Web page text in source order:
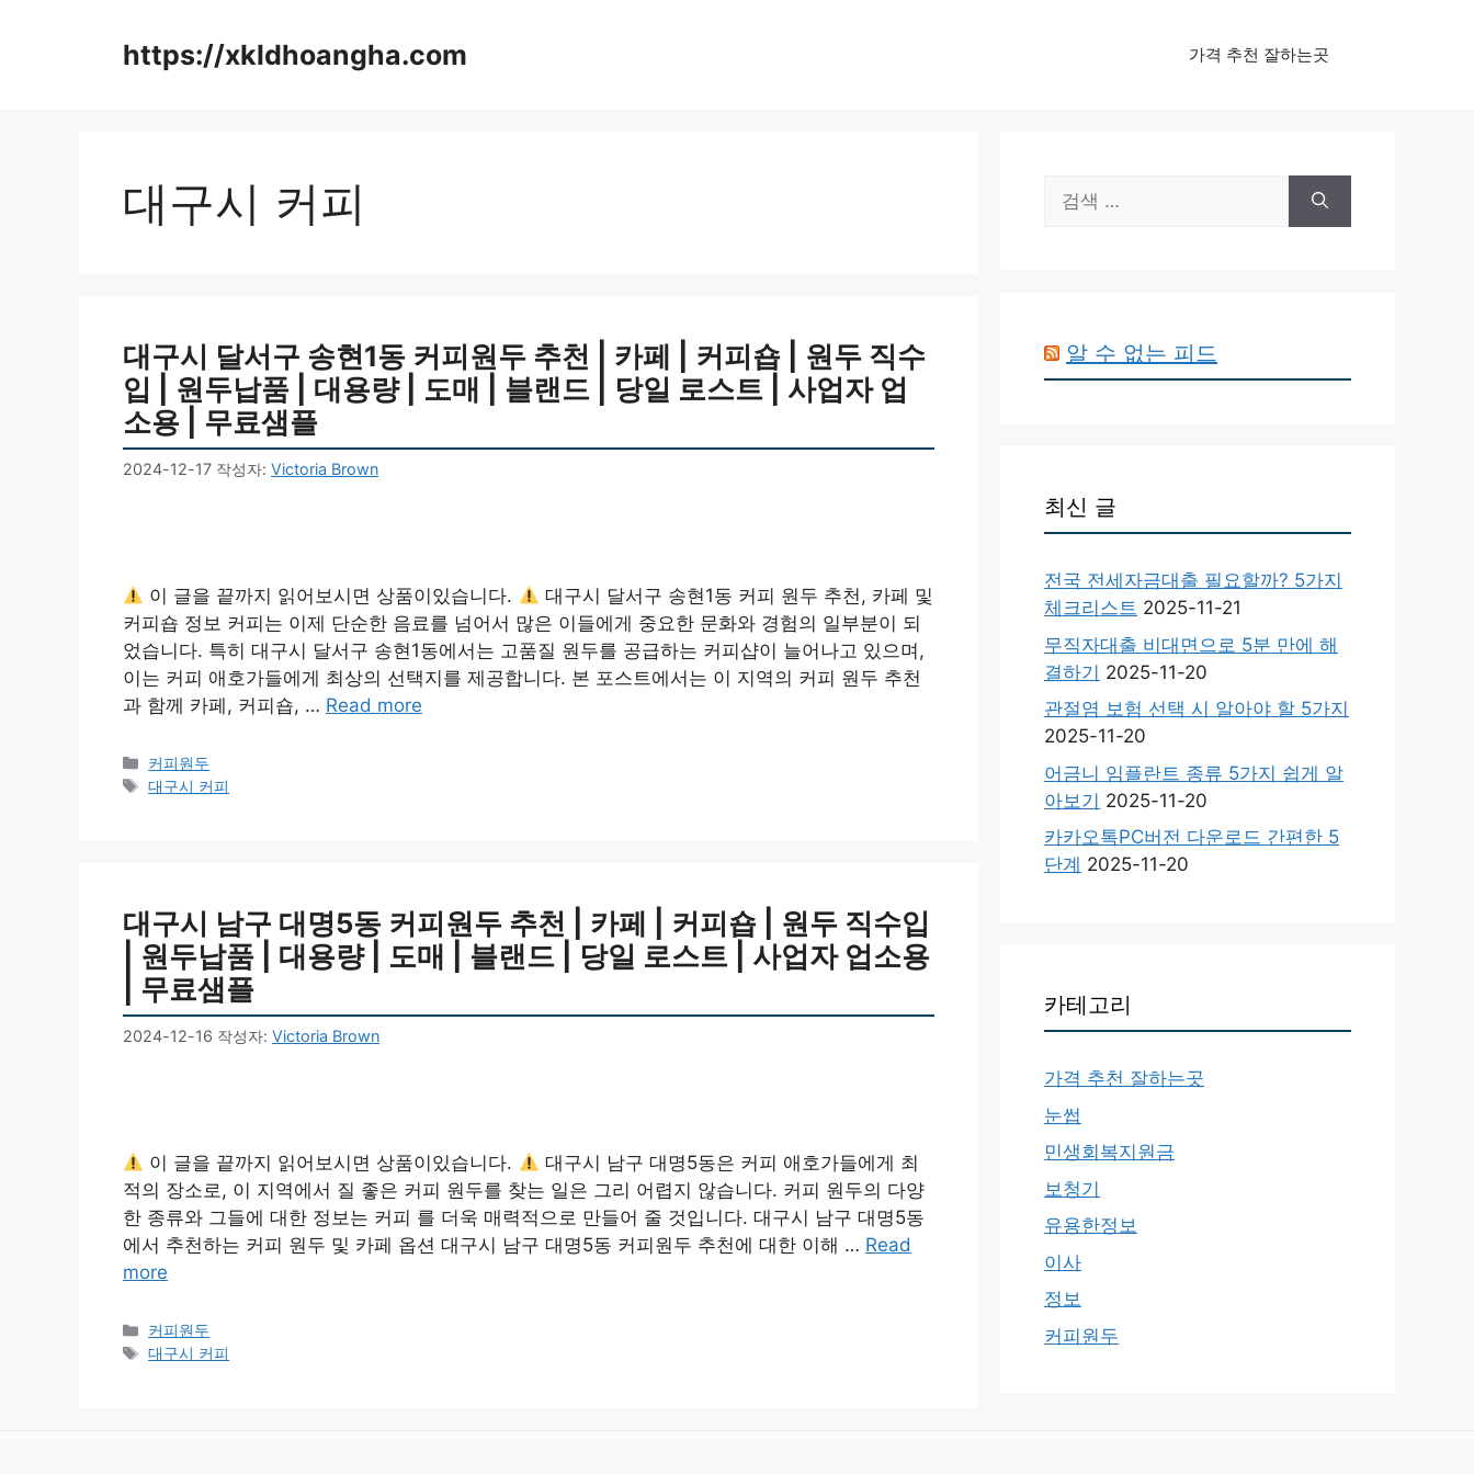
https://xkldhoangha.com 가격 추천 잘하는곳
대구시 커피
대구시 달서구 송현1동 커피원두 추천 | 카페 | 커피숍 | 원두 직수
입 | 원두납품 | 대용량 | 도매 | 블랜드 | 당일 로스트 | 사업자 업
소용 | 무료샘플
2024-12-17 작성자: Victoria Brown
이 글을 끝까지 읽어보시면 상품이있습니다.
대구시 달서구 송현1동 커피 원두 추천, 카페 및
커피숍 정보 커피는 이제 단순한 음료를 넘어서 많은 이들에게 중요한 문화와 경험의 일부분이 되
었습니다. 특히 대구시 달서구 송현1동에서는 고품질 원두를 공급하는 커피샵이 늘어나고 있으며,
이는 커피 애호가들에게 최상의 선택지를 제공합니다. 본 포스트에서는 이 지역의 커피 원두 추천
과 함께 카페, 커피숍, … Read more
카
테
커피원두
태
대구시 커피
대구시 남구 대명5동 커피원두 추천 | 카페 | 커피숍 | 원두 직수입
| 원두납품 | 대용량 | 도매 | 블랜드 | 당일 로스트 | 사업자 업소용
| 무료샘플
2024-12-16 작성자: Victoria Brown
이 글을 끝까지 읽어보시면 상품이있습니다.
대구시 남구 대명5동은 커피 애호가들에게 최
적의 장소로, 이 지역에서 질 좋은 커피 원두를 찾는 일은 그리 어렵지 않습니다. 커피 원두의 다양
한 종류와 그들에 대한 정보는 커피 를 더욱 매력적으로 만들어 줄 것입니다. 대구시 남구 대명5동
에서 추천하는 커피 원두 및 카페 옵션 대구시 남구 대명5동 커피원두 추천에 대한 이해 … Read
more
카
테
커피원두
태
대구시 커피
색:
알 수 없는 피드
최신 글
전국 전세자금대출 필요할까? 5가지
체크리스트 2025-11-21
무직자대출 비대면으로 5분 만에 해
결하기 2025-11-20
관절염 보험 선택 시 알아야 할 5가지
2025-11-20
어금니 임플란트 종류 5가지 쉽게 알
아보기 2025-11-20
카카오톡PC버전 다운로드 간편한 5
단계 2025-11-20
카테고리
가격 추천 잘하는곳
눈썹
민생회복지원금
보청기
유용한정보
이사
정보
커피원두